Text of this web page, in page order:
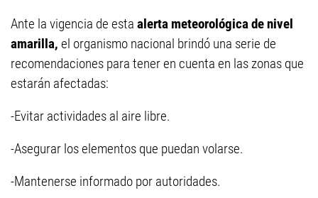
Ante la vigencia de esta alerta meteorológica de nivel
amarilla, el organismo nacional brindó una serie de
recomendaciones para tener en cuenta en las zonas que
estarán afectadas:
-Evitar actividades al aire libre.
-Asegurar los elementos que puedan volarse.
-Mantenerse informado por autoridades.